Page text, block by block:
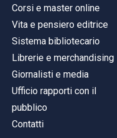
Corsi e master online
Vita e pensiero editrice
Sistema bibliotecario
Librerie e merchandising
Giornalisti e media
Ufficio rapporti con il
pubblico
Contatti